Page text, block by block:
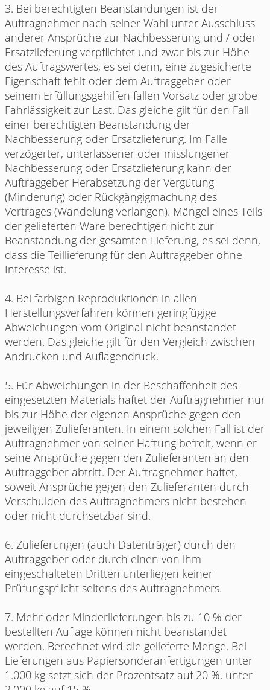
3. Bei berechtigten Beanstandungen ist der
Auftragnehmer nach seiner Wahl unter Ausschluss
anderer Ansprüche zur Nachbesserung und / oder
Ersatzlieferung verpflichtet und zwar bis zur Höhe
des Auftragswertes, es sei denn, eine zugesicherte
Eigenschaft fehlt oder dem Auftraggeber oder
seinem Erfüllungsgehilfen fallen Vorsatz oder grobe
Fahrlässigkeit zur Last. Das gleiche gilt für den Fall
einer berechtigten Beanstandung der
Nachbesserung oder Ersatzlieferung. Im Falle
verzögerter, unterlassener oder misslungener
Nachbesserung oder Ersatzlieferung kann der
Auftraggeber Herabsetzung der Vergütung
(Minderung) oder Rückgängigmachung des
Vertrages (Wandelung verlangen). Mängel eines Teils
der gelieferten Ware berechtigen nicht zur
Beanstandung der gesamten Lieferung, es sei denn,
dass die Teillieferung für den Auftraggeber ohne
Interesse ist.
4. Bei farbigen Reproduktionen in allen
Herstellungsverfahren können geringfügige
Abweichungen vom Original nicht beanstandet
werden. Das gleiche gilt für den Vergleich zwischen
Andrucken und Auflagendruck.
5. Für Abweichungen in der Beschaffenheit des
eingesetzten Materials haftet der Auftragnehmer nur
bis zur Höhe der eigenen Ansprüche gegen den
jeweiligen Zulieferanten. In einem solchen Fall ist der
Auftragnehmer von seiner Haftung befreit, wenn er
seine Ansprüche gegen den Zulieferanten an den
Auftraggeber abtritt. Der Auftragnehmer haftet,
soweit Ansprüche gegen den Zulieferanten durch
Verschulden des Auftragnehmers nicht bestehen
oder nicht durchsetzbar sind.
6. Zulieferungen (auch Datenträger) durch den
Auftraggeber oder durch einen von ihm
eingeschalteten Dritten unterliegen keiner
Prüfungspflicht seitens des Auftragnehmers.
7. Mehr oder Minderlieferungen bis zu 10 % der
bestellten Auflage können nicht beanstandet
werden. Berechnet wird die gelieferte Menge. Bei
Lieferungen aus Papiersonderanfertigungen unter
1.000 kg setzt sich der Prozentsatz auf 20 %, unter